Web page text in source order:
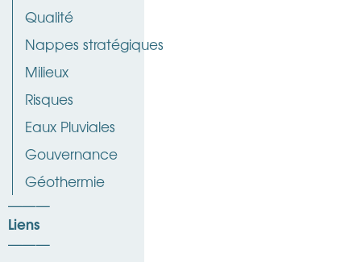
Qualité
Nappes stratégiques
Milieux
Risques
Eaux Pluviales
Gouvernance
Géothermie
Liens